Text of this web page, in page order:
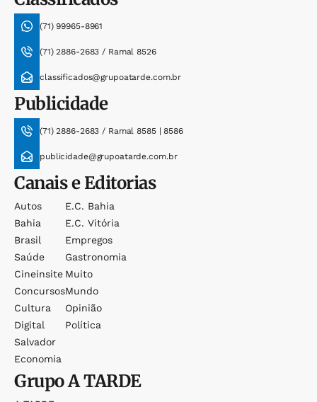
(71) 99965-8961
(71) 2886-2683 / Ramal 8526
classificados@grupoatarde.com.br
Publicidade
(71) 2886-2683 / Ramal 8585 | 8586
publicidade@grupoatarde.com.br
Canais e Editorias
Autos
Bahia
Brasil
Saúde
Cineinsite
Concursos
Cultura
Digital
Salvador
Economia
E.c. Bahia
E.c. Vitória
Empregos
Gastronomia
Muito
Mundo
Opinião
Política
GrupoA TARDE